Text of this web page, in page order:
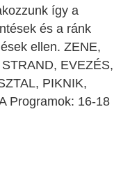
így a
és a ránk
ellen. ZENE,
EVEZÉS,
PIKNIK,
Programok: 16-18